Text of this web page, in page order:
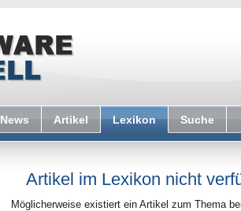
News Artikel Lexikon Suche
Artikel im Lexikon nicht
Möglicherweise existiert ein Artikel zum Thema